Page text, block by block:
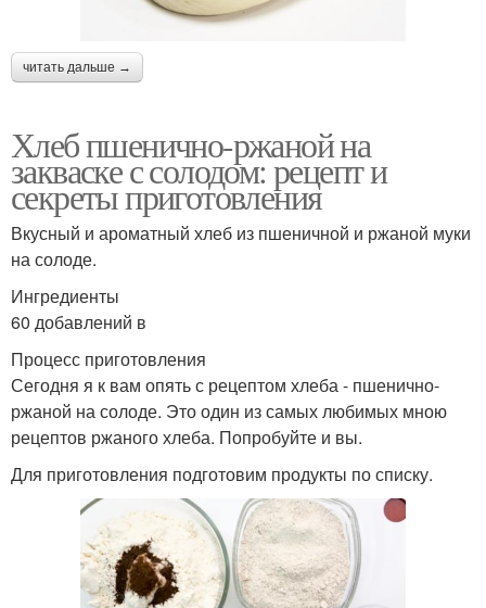
читать дальше →
Хлеб пшенично-ржаной на
закваске с солодом: рецепт и
секреты приготовления
Вкусный и ароматный хлеб из пшеничной и ржаной муки
на солоде.
Ингредиенты
60 добавлений в
Процесс приготовления
Сегодня я к вам опять с рецептом хлеба - пшенично-
ржаной на солоде. Это один из самых любимых мною
рецептов ржаного хлеба. Попробуйте и вы.
Для приготовления подготовим продукты по списку.